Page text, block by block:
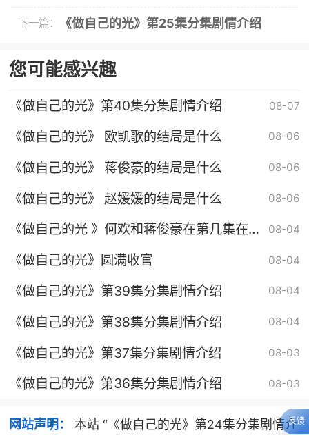
下一篇： 《做自己的光》第25集分集剧情介绍
您可能感兴趣
《做自己的光》第40集分集剧情介绍 08-07
《做自己的光》 欧凯歌的结局是什么 08-06
《做自己的光》 蒋俊豪的结局是什么 08-06
《做自己的光》 赵媛媛的结局是什么 08-06
《做自己的光 》何欢和蒋俊豪在第几集在一
08-04
《做自己的光》圆满收官 08-04
《做自己的光》第39集分集剧情介绍 08-04
《做自己的光》第38集分集剧情介绍 08-04
《做自己的光》第37集分集剧情介绍 08-03
《做自己的光》第36集分集剧情介绍 08-03
网站声明： 本站 “《做自己的光》第24集分集剧情介反馈